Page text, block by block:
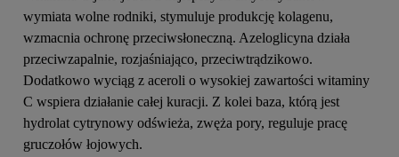
wymiata wolne rodniki, stymuluje produkcję kolagenu,
wzmacnia ochronę przeciwsłoneczną. Azeloglicyna działa
przeciwzapalnie, rozjaśniająco, przeciwtrądzikowo.
Dodatkowo wyciąg z aceroli o wysokiej zawartości witaminy
C wspiera działanie całej kuracji. Z kolei baza, którą jest
hydrolat cytrynowy odświeża, zwęża pory, reguluje pracę
gruczołów łojowych.